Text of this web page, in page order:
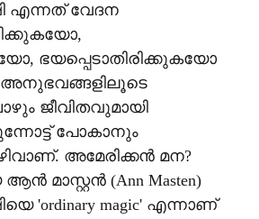
എന്നത് വേദന
ഭയപ്പെടാതിരിക്കുകയോ
അനുഭവങ്ങളിലൂടെ
ജീവിതവുമായി
പോകാനും
അമേരിക്കന്‍ മന?
മാസ്റ്റന്‍ (Ann Masten)
'ordinary magic' എന്നാണ്